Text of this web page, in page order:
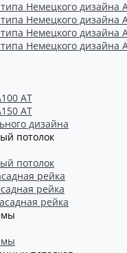
Немецкого дизайна
Немецкого дизайна
Немецкого дизайна
Немецкого дизайна
АТ
АТ
дизайна
потолок
потолок
рейка
рейка
рейка